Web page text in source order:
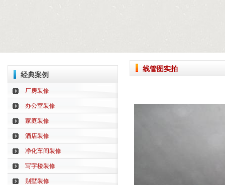
经典案例
厂房装修
办公室装修
家庭装修
酒店装修
净化车间装修
写字楼装修
别墅装修
线管图实拍